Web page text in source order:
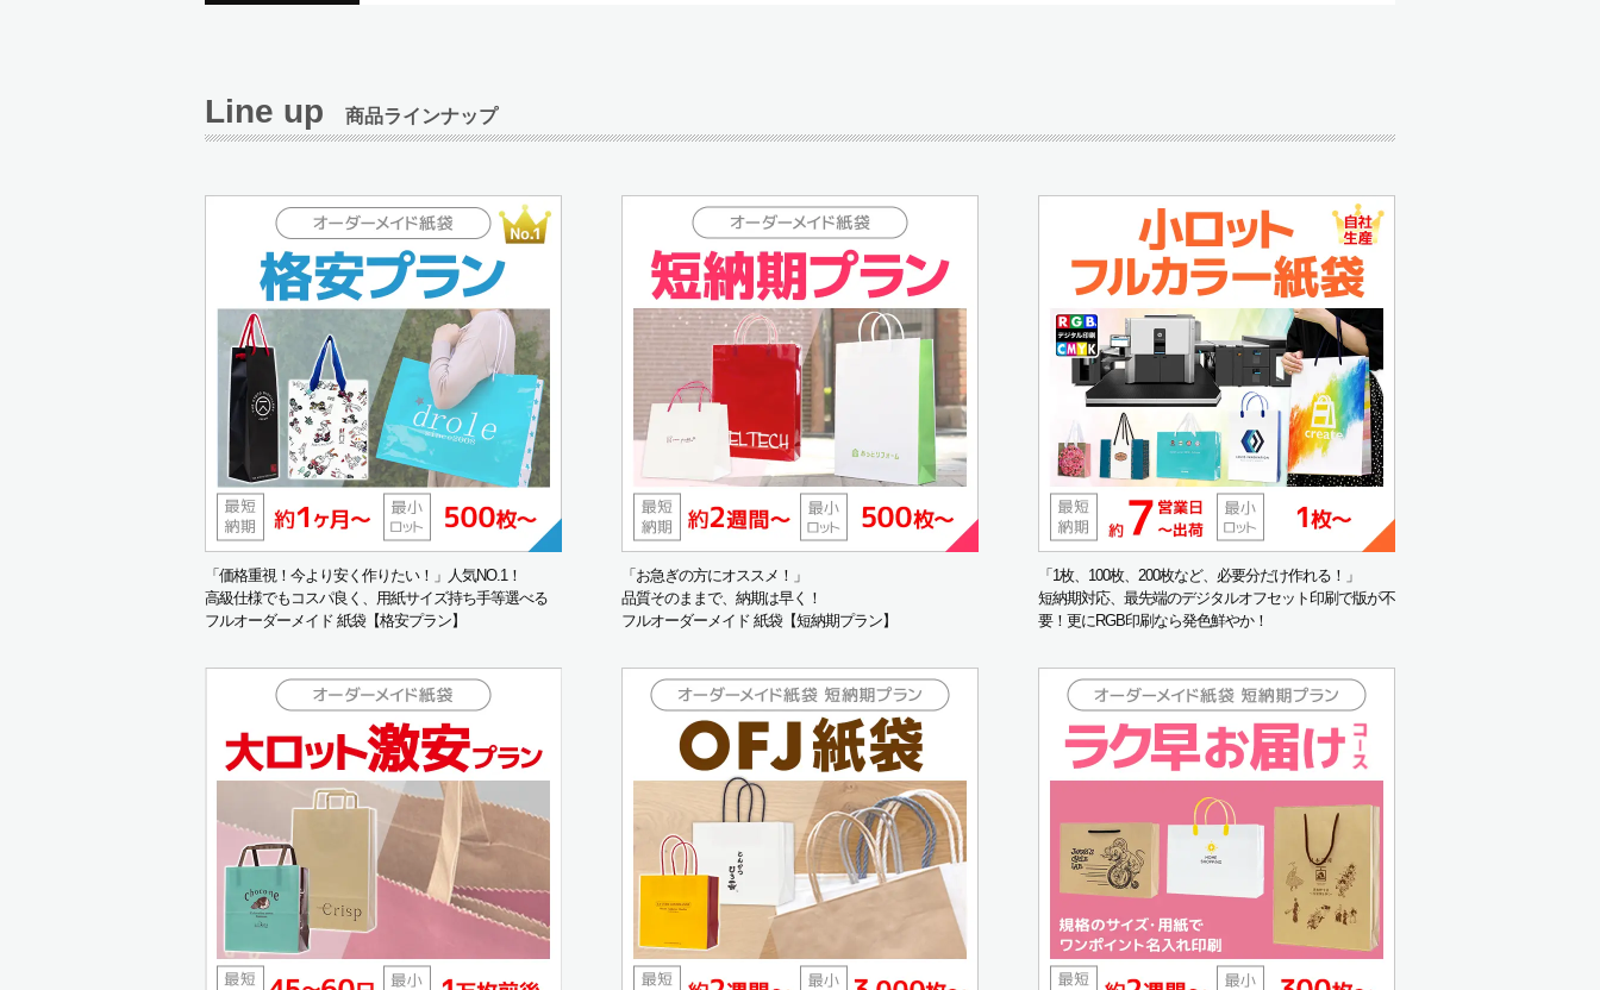
Line up 商品ラインナップ
「価格重視！今より安く作りたい！」人気NO.1！
高級仕様でもコスパ良く、用紙サイズ持ち手等選べる
フルオーダーメイド 紙袋【格安プラン】
「お急ぎの方にオススメ！」
品質そのままで、納期は早く！
フルオーダーメイド 紙袋【短納期プラン】
「1枚、100枚、200枚など、必要分だけ作れる！」
短納期対応、最先端のデジタルオフセット印刷で版が不
要！更にRGB印刷なら発色鮮やか！